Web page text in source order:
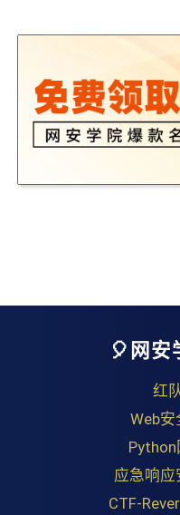
🎈网安
红
Web
应急响
CTF-